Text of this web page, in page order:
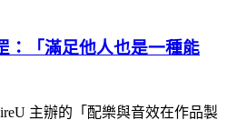
：「滿足他人也是一種能
主辦的「配樂與音效在作品製